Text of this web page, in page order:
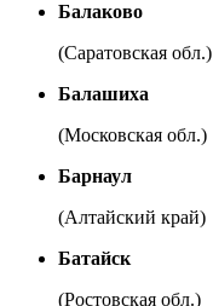
Балаково
(Саратовская обл.)
Балашиха
(Московская обл.)
Барнаул
(Алтайский край)
Батайск
(Ростовская обл.)